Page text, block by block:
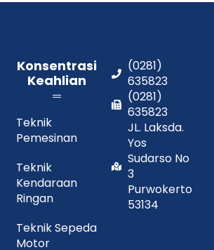
Konsentrasi
Keahlian
Teknik
Pemesinan
Teknik
Kendaraan
Ringan
Teknik Sepeda
Motor
(0281)
635823
(0281)
635823
JL. Laksda.
Yos
Sudarso No
3
Purwokerto
53134